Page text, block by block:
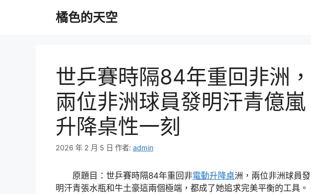
橘色的天空
世乒賽時隔84年重回非洲，
兩位非洲球員發明汗青億嵐
升降桌性一刻
2026 年 2 月 5 日 作者: admin
原題目：世乒賽時隔84年重回非電動升降桌洲，兩位非洲球員發
明汗青張水瓶和牛土豪這兩個極端，都成了她追求完美平衡的工具。